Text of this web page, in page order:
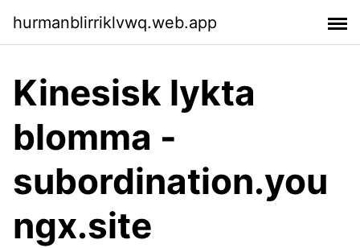
hurmanblirriklvwq.web.app
Kinesisk lykta
blomma -
subordination.you
ngx.site